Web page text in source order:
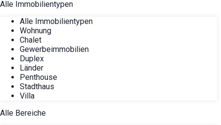
Alle Immobilientypen
Alle Immobilientypen
Wohnung
Chalet
Gewerbeimmobilien
Duplex
Länder
Penthouse
Stadthaus
Villa
Alle Bereiche